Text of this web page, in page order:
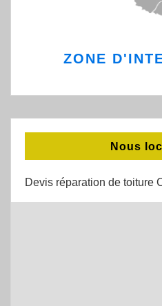
ZONE
Nous
Devis réparation de toiture